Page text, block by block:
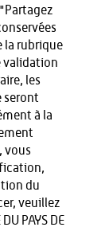
la rubrique
validation
les
seront
à la
vous
du
veuillez
PAYS DE